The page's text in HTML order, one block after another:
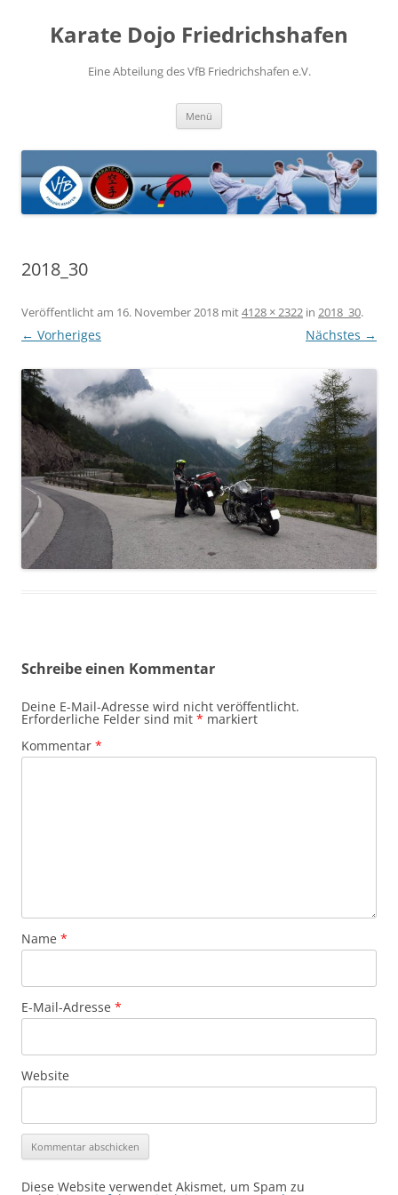
springenKarate Dojo Friedrichshafen
Eine Abteilung des VfB Friedrichshafen e.V.
Menü
2018_30
Veröffentlicht am 16. November 2018 mit4128 × 2322 in 2018_30.
← Vorheriges Nächstes →
Schreibe einen Kommentar
Deine E-Mail-Adresse wird nicht veröffentlicht.
Erforderliche Felder sind mit * markiert
Kommentar *
Name *
E-Mail-Adresse *
Website
Diese Website verwendet Akismet, um Spam zu